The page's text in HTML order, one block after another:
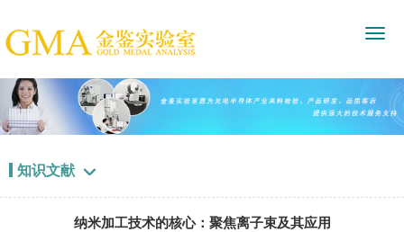
知识文献 
纳米加工技术的核心：聚焦离子束及其应用